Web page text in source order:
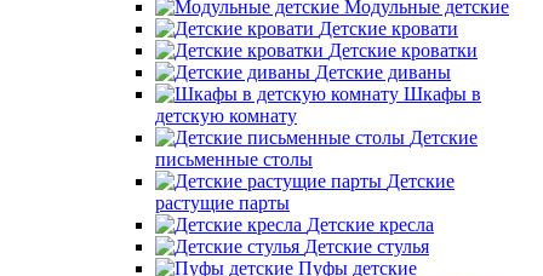
Модульные детские
Детские кровати
Детские кроватки
Детские диваны
Шкафы в
детскую комнату
Детские
письменные столы
Детские
растущие парты
Детские кресла
Детские стулья
Пуфы детские